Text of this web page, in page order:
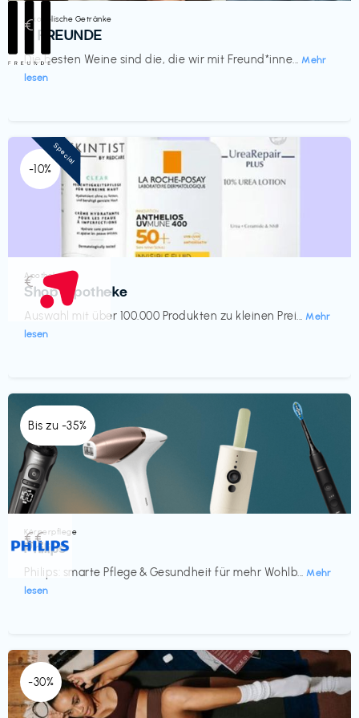
Alkoholische Getränke
III FREUNDE
Die besten Weine sind die, die wir mit Freund*inne... Mehr
lesen
€‎
-10%
Apotheke
Shop Apotheke
Auswahl mit über 100.000 Produkten zu kleinen Prei... Mehr
lesen
€‎
Special
Bis zu -35%
Körperpflege
Philips
Philips: smarte Pflege & Gesundheit für mehr Wohlb... Mehr
lesen
€€‎
-30%